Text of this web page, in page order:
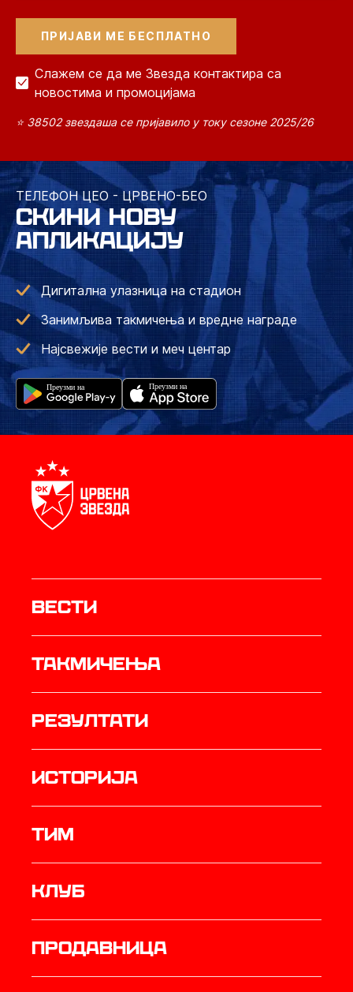
Слажем се да ме Звезда контактира са
новостима и промоцијама
⭐ 38502 звездаша се пријавило у току сезоне 2025/26
ТЕЛЕФОН ЦЕО - ЦРВЕНО-БЕО
СКИНИ НОВУ
АПЛИКАЦИЈУ
Дигитална улазница на стадион
Занимљива такмичења и вредне награде
Најсвежије вести и меч центар
Вести
Такмичења
резултати
историја
ТИМ
Клуб
продавница